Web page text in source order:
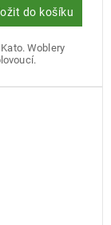
do košíku
Woblery